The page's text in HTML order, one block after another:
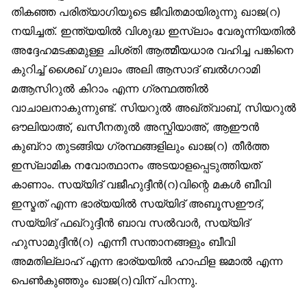
തികഞ്ഞ പരിത്യാഗിയുടെ ജീവിതമായിരുന്നു ഖാജ(റ)
നയിച്ചത്. ഇന്ത്യയിൽ വിശുദ്ധ ഇസ്‌ലാം വേരൂന്നിയതിൽ
അദ്ദേഹമടക്കമുള്ള ചിശ്തി ആത്മീയധാര വഹിച്ച പങ്കിനെ
കുറിച്ച് ശൈഖ് ഗുലാം അലി ആസാദ് ബൽഗറാമി
മആസിറുൽ കിറാം എന്ന ഗ്രന്ഥത്തിൽ
വാചാലനാകുന്നുണ്ട്. സിയറുൽ അഖ്ത്വാബ്, സിയറുൽ
ഔലിയാഅ്, ഖസീനതുൽ അസ്ഫിയാഅ്, ആഈൻ
കുബ്‌റാ തുടങ്ങിയ ഗ്രന്ഥങ്ങളിലും ഖാജ(റ) തീർത്ത
ഇസ്‌ലാമിക നവോത്ഥാനം അടയാളപ്പെടുത്തിയത്
കാണാം. സയ്യിദ് വജീഹുദ്ദീൻ(റ)വിന്റെ മകൾ ബീവി
ഇസ്മത് എന്ന ഭാര്യയിൽ സയ്യിദ് അബൂസഈദ്,
സയ്യിദ് ഫഖ്‌റുദ്ദീൻ ബാവ സൽവാർ, സയ്യിദ്
ഹുസാമുദ്ദീൻ(റ) എന്നീ സന്താനങ്ങളും ബീവി
അമതില്ലാഹ് എന്ന ഭാര്യയിൽ ഹാഫിള ജമാൽ എന്ന
പെൺകുഞ്ഞും ഖാജ(റ)വിന് പിറന്നു.